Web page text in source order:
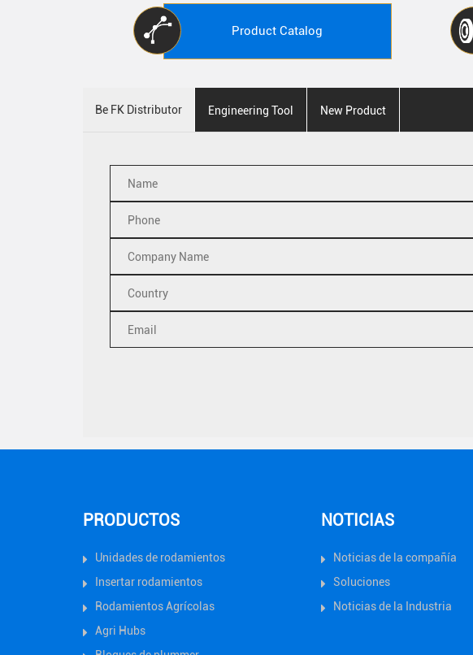
Product Catalog
Be FK Distributor Engineering Tool New Product
PRODUCTOS
Unidades de rodamientos
Insertar rodamientos
Rodamientos Agrícolas
Agri Hubs
NOTICIAS
Noticias de la compañía
Soluciones
Noticias de la Industria